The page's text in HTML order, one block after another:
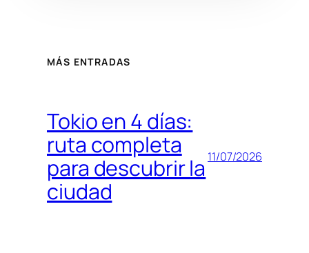
MÁS ENTRADAS
Tokio en 4 días:
ruta completa
para descubrir la
ciudad
11/07/2026